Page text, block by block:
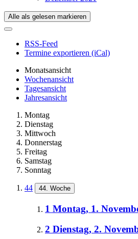
Alle als gelesen markieren
RSS-Feed
Termine exportieren (iCal)
Monatsansicht
Wochenansicht
Tagesansicht
Jahresansicht
Montag
Dienstag
Mittwoch
Donnerstag
Freitag
Samstag
Sonntag
44 44. Woche
1 Montag, 1.
2 Dienstag, 2.